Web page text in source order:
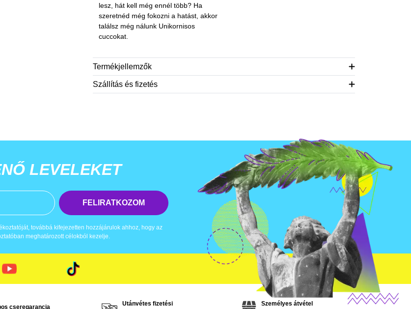
lesz, hát kell még ennél több? Ha
szeretnéd még fokozni a hatást, akkor
találsz még nálunk Unikornisos
cuccokat.
Termékjellemzők
Szállítás és fizetés
LEVELEKET
FELIRATKOZOM
továbbá kifejezetten hozzájárulok ahhoz, hogy az
meghatározott célokból kezelje.
cseregarancia Utánvétes fizetési Személyes átvétel